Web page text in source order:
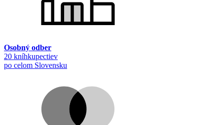
Osobný odber
20 kníhkupectiev
po celom Slovensku